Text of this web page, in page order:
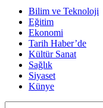
Bilim ve Teknoloji
Eğitim
Ekonomi
Tarih Haber’de
Kültür Sanat
Sağlık
Siyaset
Künye